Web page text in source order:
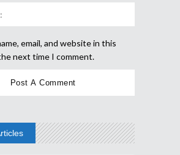
email, and website in this
next time I comment.